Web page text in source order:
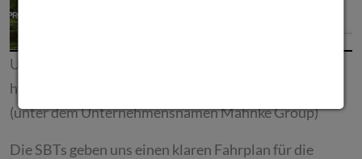
Unsere SBTs sind hier zu finden:
https://sciencebasedtargets.org/target-dashboard
(unter dem Unternehmensnamen Mahnke Group)
Die SBTs geben uns einen klaren Fahrplan für die